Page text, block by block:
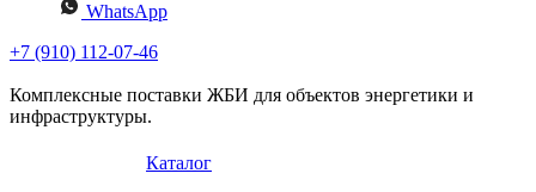
WhatsApp
+7 (910) 112-07-46
Комплексные поставки ЖБИ для объектов энергетики и
инфраструктуры.
Каталог